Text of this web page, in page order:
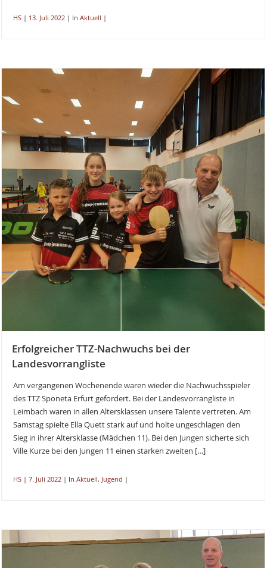
HS| 13. Juli 2022| In Aktuell |
Erfolgreicher TTZ-Nachwuchs bei der
Landesvorrangliste
Am vergangenen Wochenende waren wieder die Nachwuchsspieler
des TTZ Sponeta Erfurt gefordert. Bei der Landesvorrangliste in
Leimbach waren in allen Altersklassen unsere Talente vertreten. Am
Samstag spielte Ella Quett stark auf und holte ungeschlagen den
Sieg in ihrer Altersklasse (Mädchen 11). Bei den Jungen sicherte sich
Ville Kurze bei den Jungen 11 einen starken zweiten […]
HS| 7. Juli 2022| In Aktuell, Jugend |